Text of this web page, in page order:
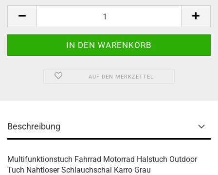
AUF DEN MERKZETTEL
Beschreibung
Multifunktionstuch Fahrrad Motorrad Halstuch Outdoor
Tuch Nahtloser Schlauchschal Karro Grau